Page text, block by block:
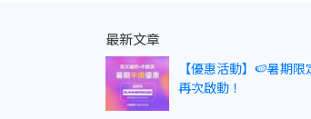
最新文章
【優惠活動】🍉暑期
再次啟動！